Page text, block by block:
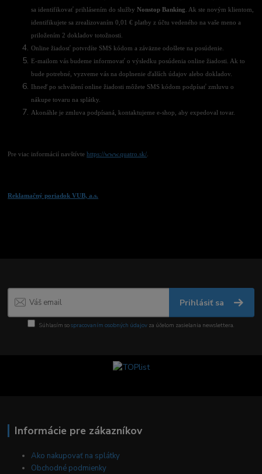
sa identifikovať prihlásením do službyNonstop Banking . Ak ste novým klientom,
identifikujete sa zrealizovaním 0,01 € platby z účtu vedeného na vaše meno a
priložením 2 dokladov totožnosti.
Online žiadosť potvrdíte SMS kódom a záväzne odošlete na posúdenie.
E-mailom vás budeme informovať o výsledku posúdenia online žiadosti. Ak to
bude potrebné, vyzveme vás na doplnenie ďalších údajov alebo dokladov.
Ihneď po schválení online žiadosti môžete SMS kódom podpísať zmluvu o
nákupe tovaru na splátky.
Akonáhle je zmluva podpísaná, kontaktujeme e-shop, aby expedoval tovar.
Pre viac informácií navštívtehttps://www.quatro.sk/
Reklamačný poriadok VUB, a.s.
Prihlásiť sa
Súhlasím sospracovaním osobných údajov za účelom zasielania newslettera.
Informácie pre zákazníkov
Ako nakupovať na splátky
Obchodné podmienky